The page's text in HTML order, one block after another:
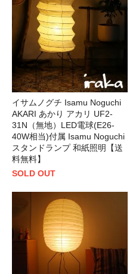
イサムノグチ Isamu Noguchi
AKARI あかり アカリ UF2-
31N（無地）LED電球(E26-
40W相当)付属 Isamu Noguchi
スタンドランプ 和紙照明【送
料無料】
SOLD OUT